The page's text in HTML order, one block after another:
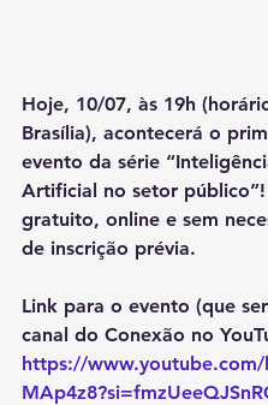
Hoje, 10/07, às 19h
Brasília), acontecerá o
evento da série “
Artificial no setor público
gratuito, online e sem
de inscrição prévia.
Link para o evento (que
canal do Conexão no
https://www.youtube.com/